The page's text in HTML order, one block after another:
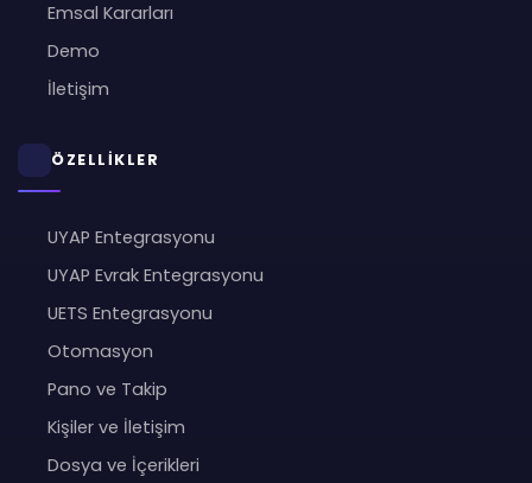
Emsal Kararları
Demo
İletişim
ÖZELLİKLER
UYAP Entegrasyonu
UYAP Evrak Entegrasyonu
UETS Entegrasyonu
Otomasyon
Pano ve Takip
Kişiler ve İletişim
Dosya ve İçerikleri